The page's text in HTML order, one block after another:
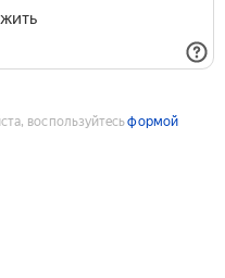
воспользуйтесьформой